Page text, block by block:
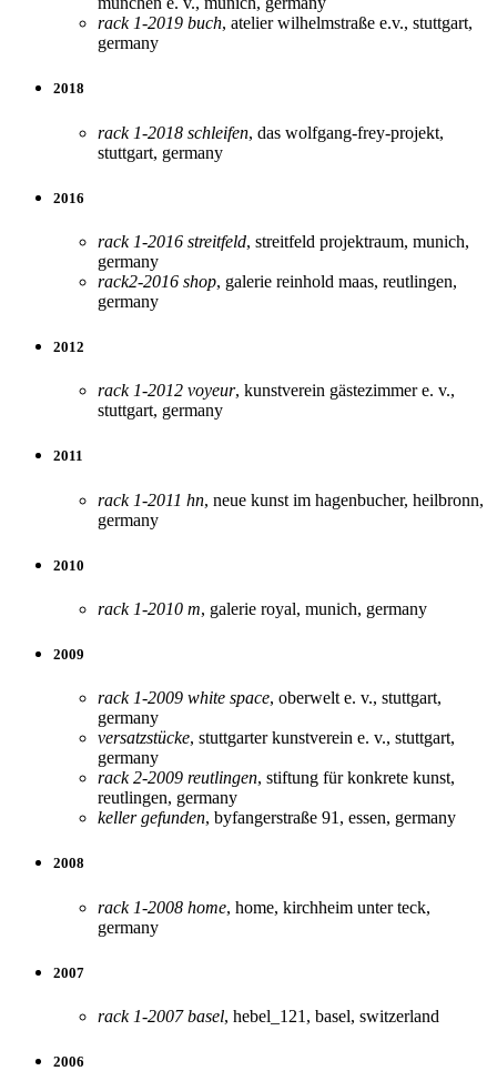
rack 1-2019 buch, atelier wilhelmstraße e.v., stuttgart,
germany
2018
rack 1-2018 schleifen, das wolfgang-frey-projekt,
stuttgart, germany
2016
rack 1-2016 streitfeld, streitfeld projektraum, munich,
germany
rack2-2016 shop, galerie reinhold maas, reutlingen,
germany
2012
rack 1-2012 voyeur, kunstverein gästezimmer e. v.,
stuttgart, germany
2011
rack 1-2011 hn, neue kunst im hagenbucher, heilbronn,
germany
2010
rack 1-2010 m, galerie royal, munich, germany
2009
rack 1-2009 white space, oberwelt e. v., stuttgart,
germany
versatzstücke, stuttgarter kunstverein e. v., stuttgart,
germany
rack 2-2009 reutlingen, stiftung für konkrete kunst,
reutlingen, germany
keller gefunden, byfangerstraße 91, essen, germany
2008
rack 1-2008 home, home, kirchheim unter teck,
germany
2007
rack 1-2007 basel, hebel_121, basel, switzerland
2006